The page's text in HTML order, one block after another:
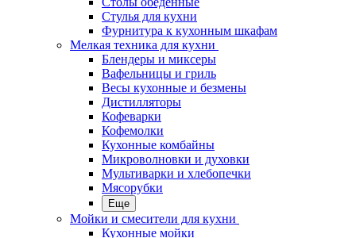
Стулья для кухни
Фурнитура к кухонным шкафам
Мелкая техника для кухни
Блендеры и миксеры
Вафельницы и гриль
Весы кухонные и безмены
Дистилляторы
Кофеварки
Кофемолки
Кухонные комбайны
Микроволновки и духовки
Мультиварки и хлебопечки
Мясорубки
Еще
Мойки и смесители для кухни
Кухонные мойки